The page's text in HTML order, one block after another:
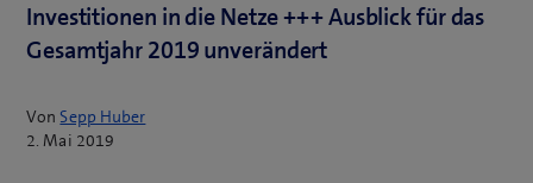
Investitionen in die Netze +++ Ausblick für das
Gesamtjahr 2019 unverändert
VonSepp Huber
2. Mai 2019